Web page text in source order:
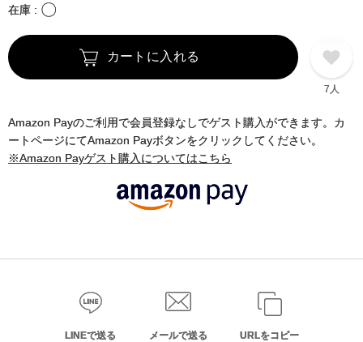
在庫 〇
カートに入れる
7人
Amazon Payのご利用で会員登録なしでゲスト購入ができます。カ
ートページにてAmazon Payボタンをクリックしてください。
※Amazon Payゲスト購入についてはこちら
LINEで送る メールで送る URLをコピー